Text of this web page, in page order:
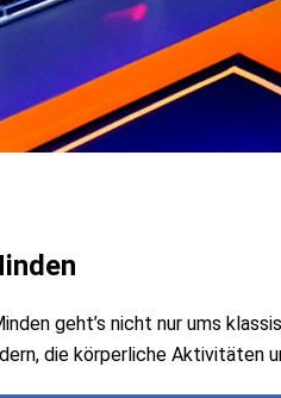
geht’s nicht nur ums
die körperliche Aktivitäten